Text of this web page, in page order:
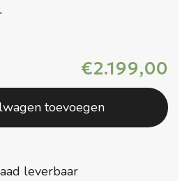
€2.199,00
toevoegen
leverbaar